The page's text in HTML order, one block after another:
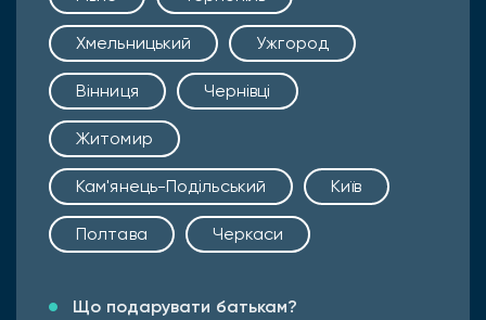
Хмельницький Ужгород
Вінниця Чернівці
Житомир
Кам'янець-Подільський Київ
Полтава Черкаси
Що подарувати батькам?